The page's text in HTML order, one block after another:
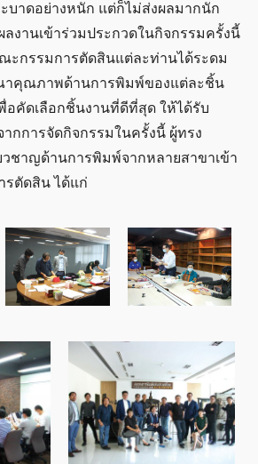
ะบาดอย่างหนัก แต่ก็ไม่ส่งผลมากนัก
ลงานเข้าร่วมประกวดในกิจกรรมครั้งนี้
ะกรรมการตัดสินแต่ละท่านได้ระดม
าคุณภาพด้านการพิมพ์ของแต่ละชิ้น
อคัดเลือกชิ้นงานที่ดีที่สุด ให้ได้รับ
ากการจัดกิจกรรมในครั้งนี้ ผู้ทรง
ชาญด้านการพิมพ์จากหลายสาขาเข้า
รตัดสิน ได้แก่